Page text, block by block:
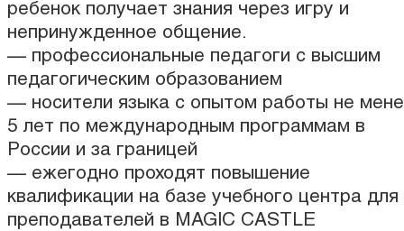
ребенок получает знания через игру и
непринужденное общение.
— профессиональные педагоги с высшим
педагогическим образованием
— носители языка c опытом работы не
5 лет по международным программам в
России и за границей
— ежегодно проходят повышение
квалификации на базе учебного центра для
преподавателей в MAGIC CASTLE